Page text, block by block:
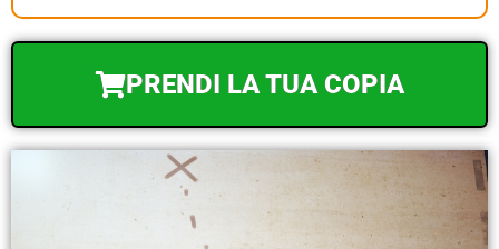
PRENDI LA TUA COPIA